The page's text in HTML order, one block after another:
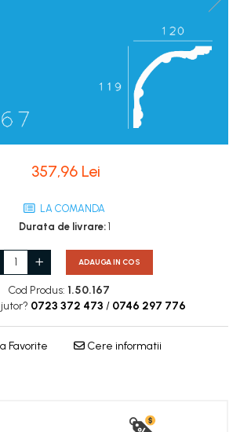
357,96 Lei
LA COMANDA
Durata de livrare:1
ADAUGA IN COS
Cod Produs: 1.50.167
0723 372 473 / 0746 297 776
Favorite Cere informatii